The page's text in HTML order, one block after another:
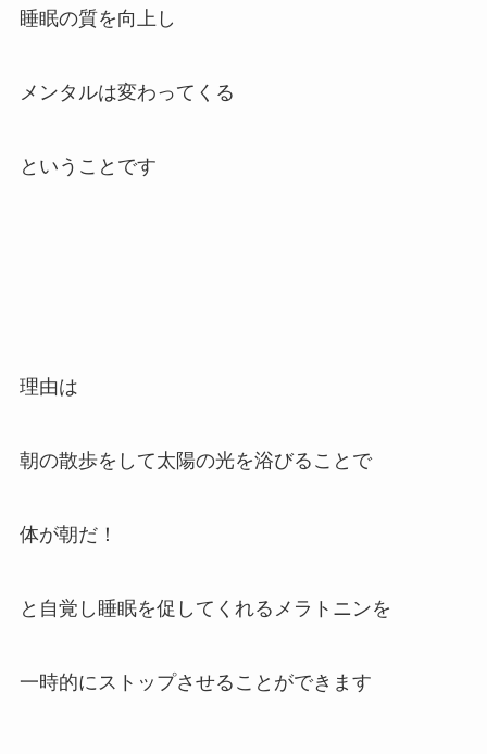
睡眠の質を向上し
メンタルは変わってくる
ということです
理由は
朝の散歩をして太陽の光を浴びることで
体が朝だ！
と自覚し睡眠を促してくれるメラトニンを
一時的にストップさせることができます